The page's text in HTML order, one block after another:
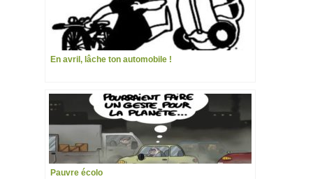
En avril, lâche ton automobile !
Pauvre écolo